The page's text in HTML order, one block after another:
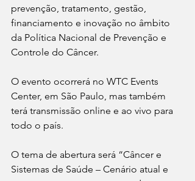
prevenção, tratamento, gestão,
financiamento e inovação no âmbito
da Política Nacional de Prevenção e
Controle do Câncer.
O evento ocorrerá no WTC Events
Center, em São Paulo, mas também
terá transmissão online e ao vivo para
todo o país.
O tema de abertura será “Câncer e
Sistemas de Saúde – Cenário atual e